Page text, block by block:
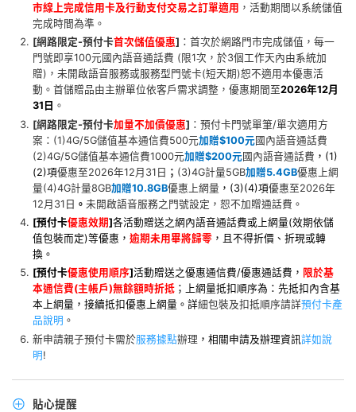
市線上完成信用卡及行動支付交易之訂單適用 ，活動期間以系統儲值
完成時間為準。
[網路限定-預付卡首次儲值優惠] ：首次於網路門市完成儲值，每一
門號即享100元國內語音通話費 (限1次，於3個工作天內由系統加
贈)，未開啟語音服務或服務型門號卡(短天期)恕不適用本優惠活
動。首儲贈品由主辦單位依客戶需求調整，優惠期間至2026年12月
31日 。
[網路限定-預付卡加量不加價優惠] ：預付卡門號單筆/單次適用方
案：(1)4G/5G儲值基本通信費500元加贈$100元國內語音通話費
(2)4G/5G儲值基本通信費1000元加贈$200元國內語音通話費 ，(1)
(2)項優惠至2026年12月31日 ； (3)4G計量5GB加贈5.4GB優惠上網
量(4)4G計量8GB加贈10.8GB優惠上網量 ，(3)(4)項優惠至2026年
12月31日 。 未開啟語音服務之門號設定，恕不加贈通話費。
[預付卡優惠效期]各活動贈送之網內語音通話費或上網量(效期依儲
值包裝而定)等優惠 ， 逾期未用畢將歸零，且不得折價、折現或轉
換。
[預付卡優惠使用順序]活動贈送之優惠通信費/優惠通話費， 限於基
本通信費(主帳戶)無餘額時折抵；上網量抵扣順序為：先抵扣內含基
本上網量，接續抵扣優惠上網量。 詳細包裝及扣抵順序請詳預付卡產
品說明 。
新申請親子預付卡需於服務據點辦理 ，相關申請及辦理資訊詳如說
明!
貼心提醒